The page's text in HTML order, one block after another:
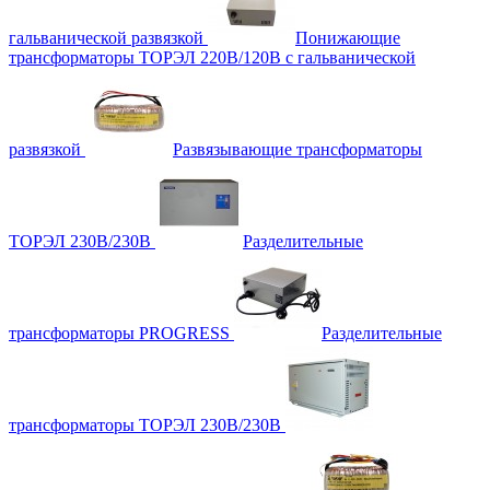
гальванической развязкой
Понижающие
трансформаторы ТОРЭЛ 220В/120В с гальванической
развязкой Развязывающие трансформаторы
ТОРЭЛ 230В/230В Разделительные
трансформаторы PROGRESS Разделительные
трансформаторы ТОРЭЛ 230В/230В